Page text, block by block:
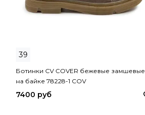
39
Ботинки CV COVER бежевые замшевые
на байке 78228-1 COV
7400 руб